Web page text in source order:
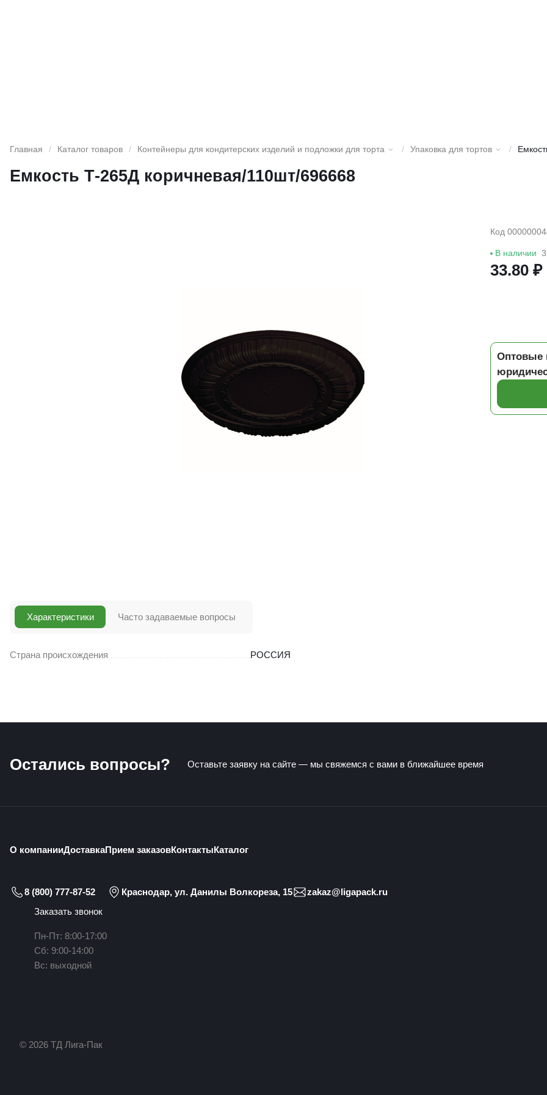
Главная / Каталог товаров / Контейнеры для кондитерских изделий и подложки для торта / Упаковка для тортов /
Емкость Т-265Д коричневая/110шт/696668
Код
В наличии
33.80 ₽
Оптовые
Характеристики
Страна происхождения РОССИЯ
Часто задаваемые вопросы
Остались вопросы? Оставьте заявку на сайте — мы свяжемся с вами в ближайшее время
О компанииДоставкаПрием заказовКонтактыКаталог
8 (800) 777-87-52
Заказать звонок
Пн-Пт: 8:00-17:00
Сб: 9:00-14:00
Вс: выходной
Краснодар, ул. Данилы Волкореза, 15 zakaz@ligapack.ru
© 2026 ТД Лига-Пак